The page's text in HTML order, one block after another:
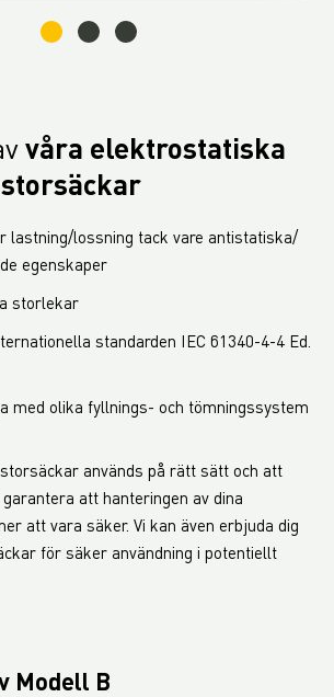
våra elektrostatiska
lastning/lossning tack vare antistatiska/
egenskaper
storlekar
standarden IEC 61340-4-4 Ed.
med olika fyllnings- och tömningssystem
används på rätt sätt och att
att hanteringen av dina
att vara säker. Vi kan även erbjuda dig
för säker användning i potentiellt
Modell B